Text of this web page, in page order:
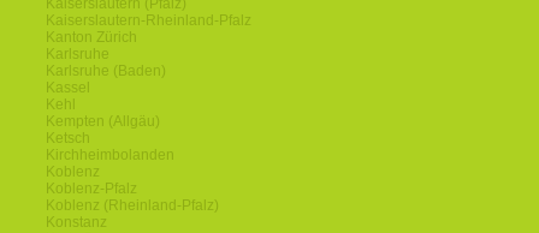
Kaiserslautern (Pfalz)
Kaiserslautern-Rheinland-Pfalz
Kanton Zürich
Karlsruhe
Karlsruhe (Baden)
Kassel
Kehl
Kempten (Allgäu)
Ketsch
Kirchheimbolanden
Koblenz
Koblenz-Pfalz
Koblenz (Rheinland-Pfalz)
Konstanz